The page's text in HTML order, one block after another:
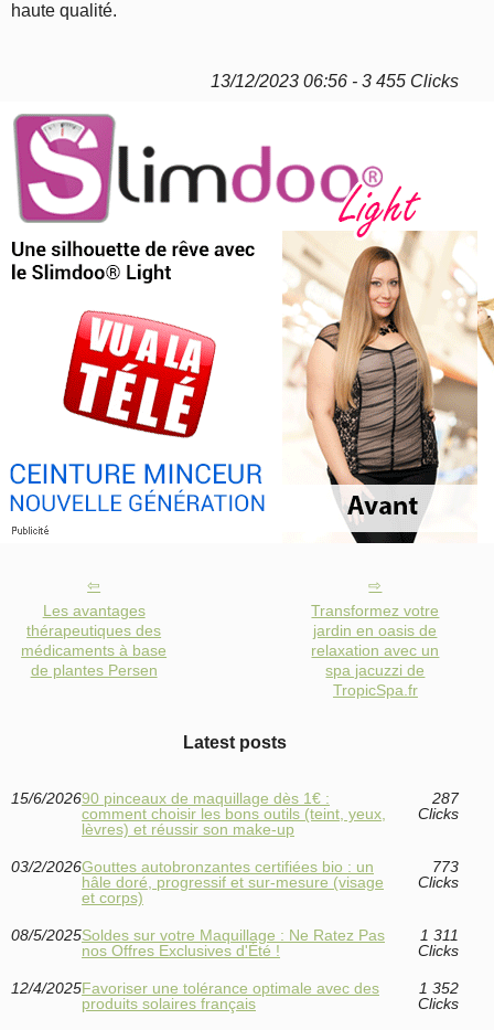
haute qualité.
13/12/2023 06:56 - 3 455 Clicks
Les avantages
thérapeutiques des
médicaments à base
de plantes Persen
Transformez votre
jardin en oasis de
relaxation avec un
spa jacuzzi de
TropicSpa.fr
Latest posts
15/6/202690 pinceaux de maquillage dès 1€ :
comment choisir les bons outils (teint, yeux,
lèvres) et réussir son make-up
287
Clicks
03/2/2026Gouttes autobronzantes certifiées bio : un
hâle doré, progressif et sur-mesure (visage
et corps)
773
Clicks
08/5/2025Soldes sur votre Maquillage : Ne Ratez Pas
nos Offres Exclusives d'Été !
1 311
Clicks
12/4/2025Favoriser une tolérance optimale avec des
produits solaires français
1 352
Clicks